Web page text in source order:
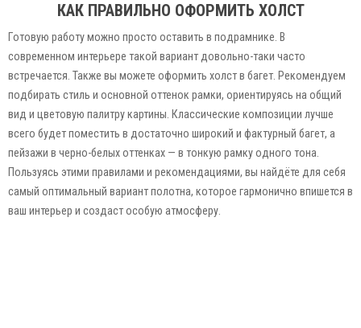
КАК ПРАВИЛЬНО ОФОРМИТЬ ХОЛСТ
Готовую работу можно просто оставить в подрамнике. В
современном интерьере такой вариант довольно-таки часто
встречается. Также вы можете оформить холст в багет. Рекомендуем
подбирать стиль и основной оттенок рамки, ориентируясь на общий
вид и цветовую палитру картины. Классические композиции лучше
всего будет поместить в достаточно широкий и фактурный багет, а
пейзажи в черно-белых оттенках — в тонкую рамку одного тона.
Пользуясь этими правилами и рекомендациями, вы найдёте для себя
самый оптимальный вариант полотна, которое гармонично впишется в
ваш интерьер и создаст особую атмосферу.